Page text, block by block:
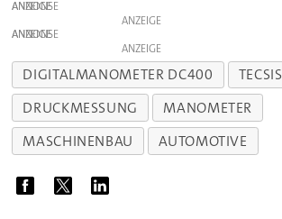
ANZEIGE
ANZEIGE
ANZEIGE
ANZEIGE
DIGITALMANOMETER DC400
TECSIS
DRUCKMESSUNG
MANOMETER
MASCHINENBAU
AUTOMOTIVE